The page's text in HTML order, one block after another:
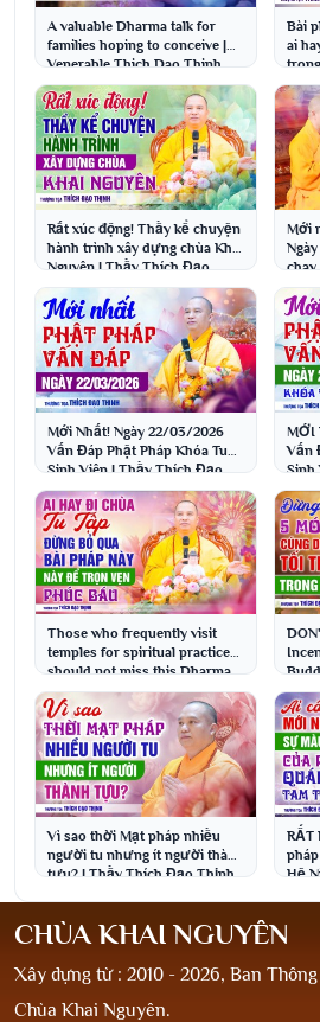
A valuable Dharma talk for
families hoping to conceive |
Venerable Thich Dao Thinh
Bài
ai
Đạo
Rất xúc động! Thầy kể chuyện
hành trình xây dựng chùa Khai
Nguyên | Thầy Thích Đạo
Thịnh
Mới
chay
Mới Nhất! Ngày 22/03/2026
Vấn Đáp Phật Pháp Khóa Tu
Sinh Viên | Thầy Thích Đạo
Thịnh
MỚI
Vấn
Sinh
Those who frequently visit
temples for spiritual practice
should not miss this Dharma
talk to ful...
Dao
Vì sao thời Mạt pháp nhiều
người tu nhưng ít người thành
tựu? | Thầy Thích Đạo Thịnh
RẤT
Hệ
CHÙA KHAI NGUYÊN
Xây dựng từ : 2010 - 2026, Ban
Chùa Khai Nguyên.